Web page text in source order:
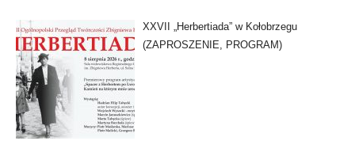
XXVII „Herbertiada” w Kołobrzegu
(ZAPROSZENIE, PROGRAM)